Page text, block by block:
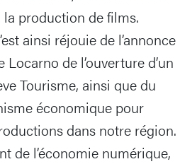
production de films.
ainsi réjouie de l’annonce
de l’ouverture d’un
Tourisme, ainsi que du
économique pour
dans notre région.
de l’économie numérique,